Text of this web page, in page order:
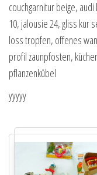
couchgarnitur beige,
10, jalousie 24, gliss kur
loss tropfen, offenes
profil zaunpfosten,
pflanzenkübel
yyyyy